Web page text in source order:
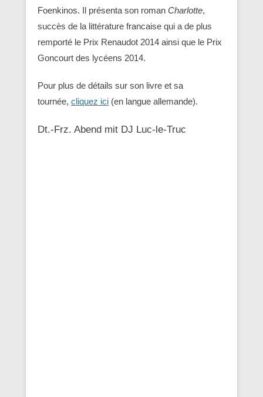
Foenkinos. Il présenta son roman Charlotte,
succès de la littérature francaise qui a de plus
remporté le Prix Renaudot 2014 ainsi que le Prix
Goncourt des lycéens 2014.
Pour plus de détails sur son livre et sa
tournée, cliquez ici (en langue allemande).
Dt.-Frz. Abend mit DJ Luc-le-Truc